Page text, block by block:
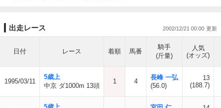
出走レース 2002/12/21 00:00
日付 レース 着順 馬番
騎手
(斤量)
人気
(オッズ)
1995/03/11
5歳上
中京 ダ1000m 13頭
1 4
長峰 一弘
(56.0)
13
(188.7)